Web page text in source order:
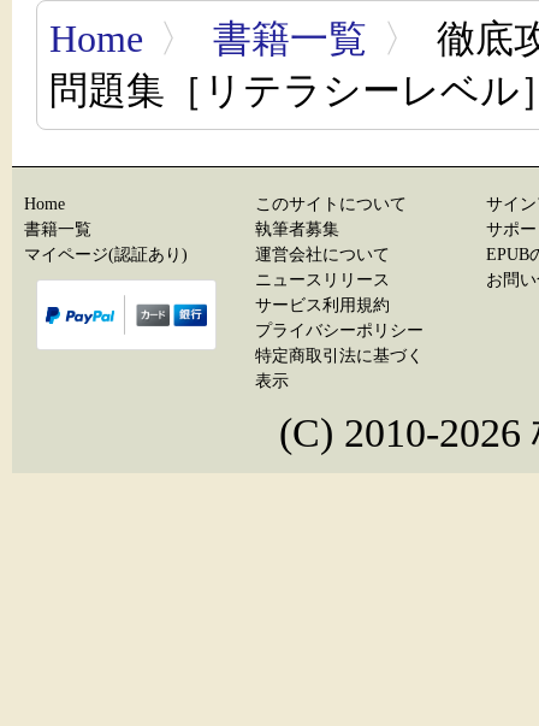
Home 〉 書籍一覧 〉
徹底
問題集［リテラシーレベル
Home
書籍一覧
マイページ(認証あり)
このサイトについて
執筆者募集
運営会社について
ニュースリリース
サービス利用規約
プライバシーポリシー
特定商取引法に基づく
表示
サイ
サポ
EPUB
お問
(C) 2010-